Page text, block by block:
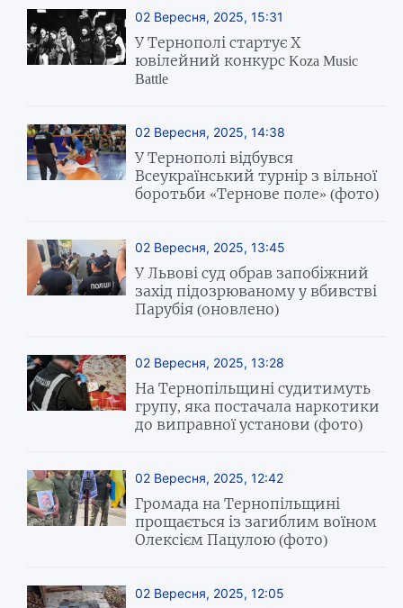
02 Вересня, 2025, 15:31
У Тернополі стартує Х
ювілейний конкурс Koza Music
Battle
02 Вересня, 2025, 14:38
У Тернополі відбувся
Всеукраїнський турнір з вільної
боротьби «Тернове поле» (фото)
02 Вересня, 2025, 13:45
У Львові суд обрав запобіжний
захід підозрюваному у вбивстві
Парубія (оновлено)
02 Вересня, 2025, 13:28
На Тернопільщині судитимуть
групу, яка постачала наркотики
до виправної установи (фото)
02 Вересня, 2025, 12:42
Громада на Тернопільщині
прощається із загиблим воїном
Олексієм Пацулою (фото)
02 Вересня, 2025, 12:05